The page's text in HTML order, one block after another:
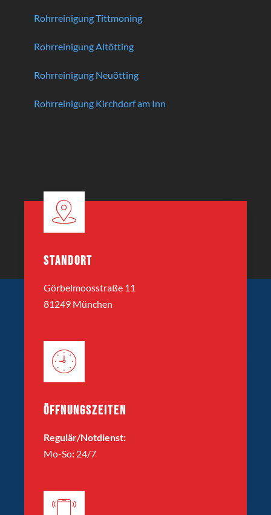
Rohrreinigung Tittmoning
Rohrreinigung Altötting
Rohrreinigung Neuötting
Rohrreinigung Kirchdorf am Inn
STANDORT
Görbelmoosstraße 11
81249 München
ÖFFNUNGSZEITEN
Regulär/Notdienst:
Mo-So: 24/7